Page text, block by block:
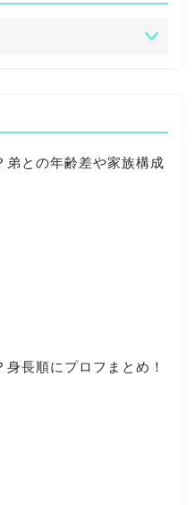
弟との年齢差や家族構成
長順にプロフまとめ！